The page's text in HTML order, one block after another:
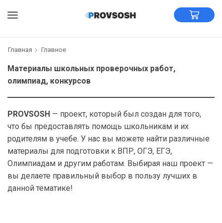
Главная Главное
Материалы школьных проверочных работ,
олимпиад, конкурсов
PROVSOSH — проект, который был создан для того,
что бы предоставлять помощь школьникам и их
родителям в учебе. У нас вы можете найти различные
материалы для подготовки к ВПР, ОГЭ, ЕГЭ,
Олимпиадам и другим работам. Выбирая наш проект —
вы делаете правильный выбор в пользу лучших в
данной тематике!